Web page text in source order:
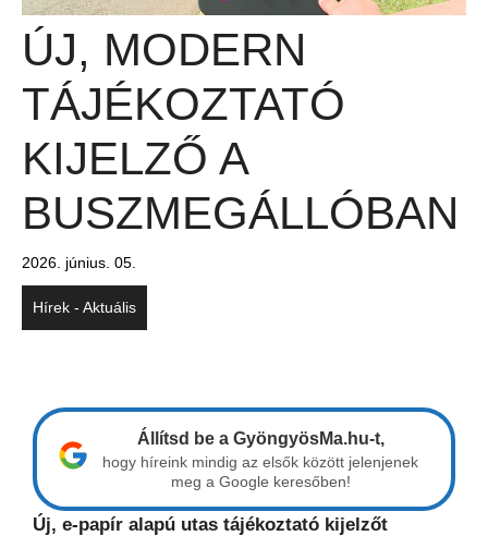
ÚJ, MODERN
TÁJÉKOZTATÓ
KIJELZŐ A
BUSZMEGÁLLÓBAN
2026. június. 05.
Hírek - Aktuális
Állítsd be a GyöngyösMa.hu-t,
hogy híreink mindig az elsők között jelenjenek
meg a Google keresőben!
Új, e-papír alapú utas tájékoztató kijelzőt